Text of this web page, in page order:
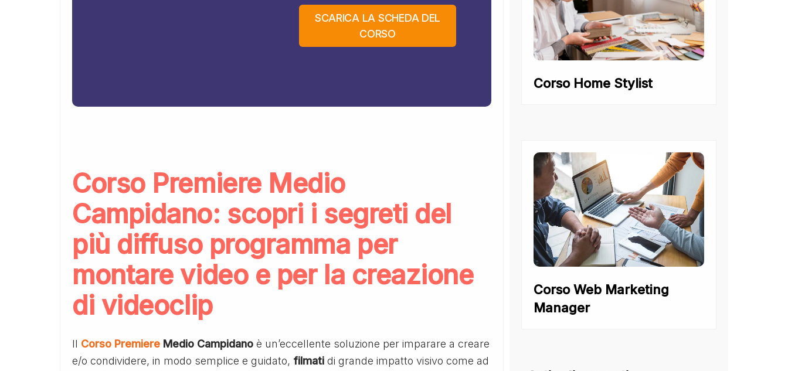
SCARICA LA SCHEDA DEL
CORSO
Corso Premiere Medio
Campidano: scopri i segreti del
più diffuso programma per
montare video e per la creazione
di videoclip
Il Corso Premiere Medio Campidano è un’eccellente soluzione per imparare a creare
e/o condividere, in modo semplice e guidato, filmati di grande impatto visivo come ad
Corso Home Stylist
Corso Web Marketing
Manager